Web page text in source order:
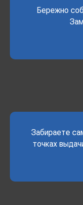
Бережно
Забираете
точках